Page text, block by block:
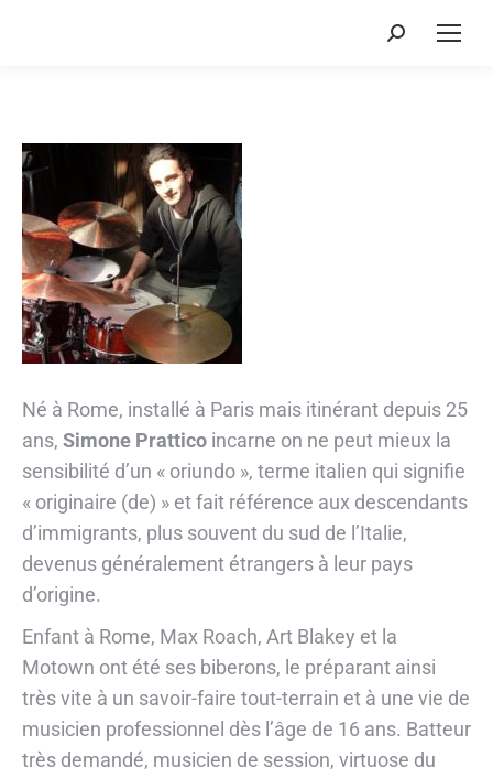
Recherche
Né à Rome, installé à Paris mais itinérant depuis 25
ans, Simone Prattico incarne on ne peut mieux la
sensibilité d’un « oriundo », terme italien qui signifie
« originaire (de) » et fait référence aux descendants
d’immigrants, plus souvent du sud de l’Italie,
devenus généralement étrangers à leur pays
d’origine.
Enfant à Rome, Max Roach, Art Blakey et la
Motown ont été ses biberons, le préparant ainsi
très vite à un savoir-faire tout-terrain et à une vie de
musicien professionnel dès l’âge de 16 ans. Batteur
très demandé, musicien de session, virtuose du